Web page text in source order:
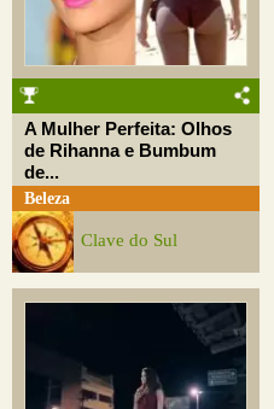
A Mulher Perfeita: Olhos
de Rihanna e Bumbum
de...
Beleza
Clave do Sul